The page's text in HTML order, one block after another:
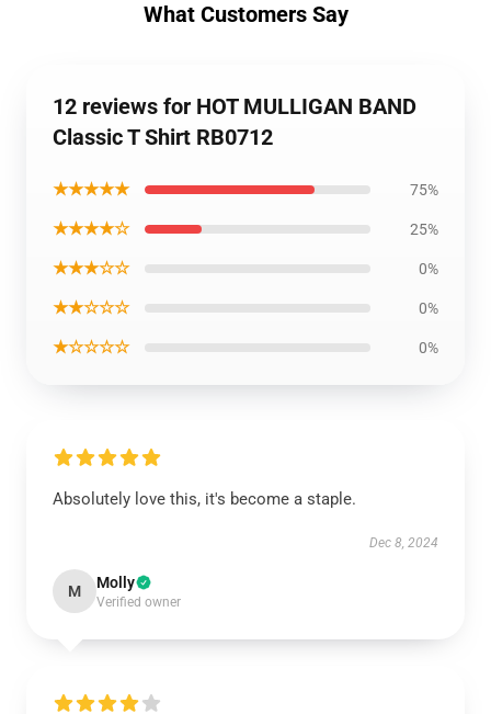
What Customers Say
12 reviews for HOT MULLIGAN BAND
Classic T Shirt RB0712
★★★★★ 75%
★★★★☆ 25%
★★★☆☆ 0%
★★☆☆☆ 0%
★☆☆☆☆ 0%
Absolutely love this, it's become a staple.
Dec 8, 2024
M Molly
Verified owner